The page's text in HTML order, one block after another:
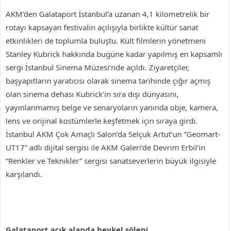
AKM’den Galataport İstanbul’a uzanan 4,1 kilometrelik bir
rotayı kapsayan festivalin açılışıyla birlikte kültür sanat
etkinlikleri de toplumla buluştu. Kült filmlerin yönetmeni
Stanley Kubrick hakkında bugüne kadar yapılmış en kapsamlı
sergi İstanbul Sinema Müzesi’nde açıldı. Ziyaretçiler,
başyapıtların yaratıcısı olarak sinema tarihinde çığır açmış
olan sinema dehası Kubrick’in sıra dışı dünyasını,
yayınlanmamış belge ve senaryoların yanında obje, kamera,
lens ve orijinal kostümlerle keşfetmek için sıraya girdi.
İstanbul AKM Çok Amaçlı Salon’da Selçuk Artut’un “Geomart-
UT17” adlı dijital sergisi ile AKM Galeri’de Devrim Erbil’in
“Renkler ve Teknikler” sergisi sanatseverlerin büyük ilgisiyle
karşılandı.